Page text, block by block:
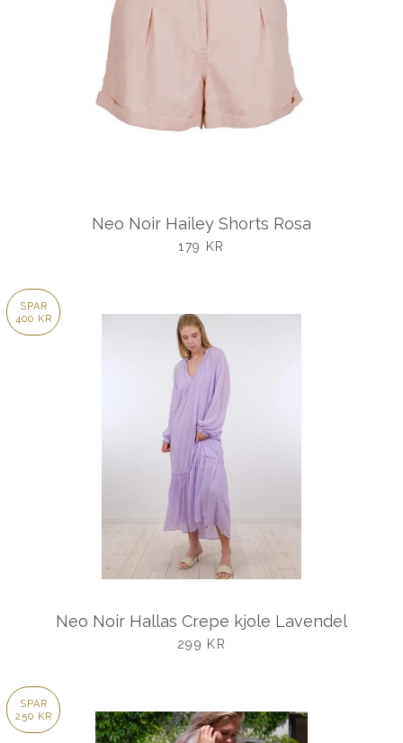
Neo Noir Hailey Shorts Rosa
UDSALGSPRIS
179 KR
SPAR
400 KR
Neo Noir Hallas Crepe kjole Lavendel
UDSALGSPRIS
299 KR
SPAR
250 KR